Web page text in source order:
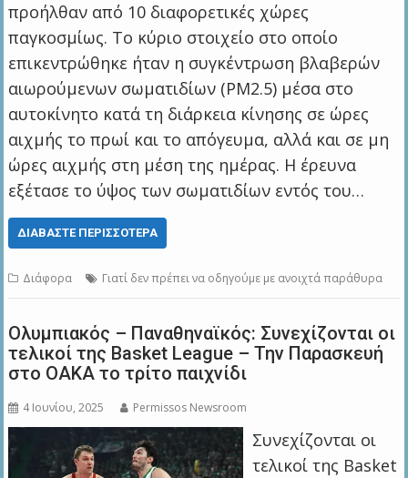
προήλθαν από 10 διαφορετικές χώρες
παγκοσμίως. Το κύριο στοιχείο στο οποίο
επικεντρώθηκε ήταν η συγκέντρωση βλαβερών
αιωρούμενων σωματιδίων (PM2.5) μέσα στο
αυτοκίνητο κατά τη διάρκεια κίνησης σε ώρες
αιχμής το πρωί και το απόγευμα, αλλά και σε μη
ώρες αιχμής στη μέση της ημέρας. Η έρευνα
εξέτασε το ύψος των σωματιδίων εντός του…
ΔΙΑΒΆΣΤΕ ΠΕΡΙΣΣΌΤΕΡΑ
Διάφορα Γιατί δεν πρέπει να οδηγούμε με ανοιχτά παράθυρα
Ολυμπιακός – Παναθηναϊκός: Συνεχίζονται οι
τελικοί της Basket League – Την Παρασκευή
στο ΟΑΚΑ το τρίτο παιχνίδι
4 Ιουνίου, 2025 Permissos Newsroom
Συνεχίζονται οι
τελικοί της Basket